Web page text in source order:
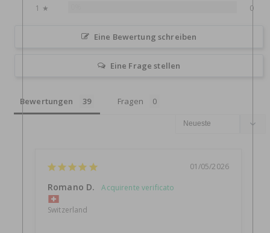
1 ★
0
Eine Bewertung schreiben
Eine Frage stellen
Bewertungen Fragen
01/05/2026
Romano D.
Switzerland